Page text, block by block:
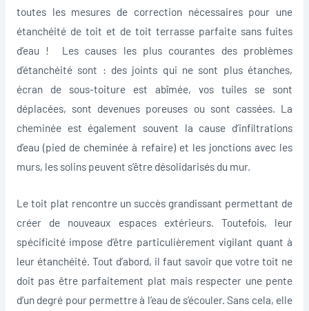
toutes les mesures de correction nécessaires pour une
étanchéité de toit et de toit terrasse parfaite sans fuites
d’eau ! Les causes les plus courantes des problèmes
d’étanchéité sont : des joints qui ne sont plus étanches,
écran de sous-toiture est abîmée, vos tuiles se sont
déplacées, sont devenues poreuses ou sont cassées. La
cheminée est également souvent la cause d’infiltrations
d’eau (pied de cheminée à refaire) et les jonctions avec les
murs, les solins peuvent s’être désolidarisés du mur.
Le toit plat rencontre un succès grandissant permettant de
créer de nouveaux espaces extérieurs. Toutefois, leur
spécificité impose d’être particulièrement vigilant quant à
leur étanchéité. Tout d’abord, il faut savoir que votre toit ne
doit pas être parfaitement plat mais respecter une pente
d’un degré pour permettre à l’eau de s’écouler. Sans cela, elle